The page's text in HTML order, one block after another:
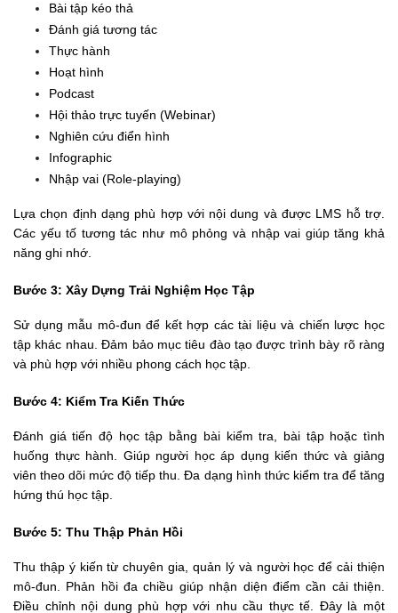
Bài tập kéo thả
Đánh giá tương tác
Thực hành
Hoạt hình
Podcast
Hội thảo trực tuyến (Webinar)
Nghiên cứu điển hình
Infographic
Nhập vai (Role-playing)
Lựa chọn định dạng phù hợp với nội dung và được LMS hỗ trợ.
Các yếu tố tương tác như mô phỏng và nhập vai giúp tăng khả
năng ghi nhớ.
Bước 3: Xây Dựng Trải Nghiệm Học Tập
Sử dụng mẫu mô-đun để kết hợp các tài liệu và chiến lược học
tập khác nhau. Đảm bảo mục tiêu đào tạo được trình bày rõ ràng
và phù hợp với nhiều phong cách học tập.
Bước 4: Kiểm Tra Kiến Thức
Đánh giá tiến độ học tập bằng bài kiểm tra, bài tập hoặc tình
huống thực hành. Giúp người học áp dụng kiến thức và giảng
viên theo dõi mức độ tiếp thu. Đa dạng hình thức kiểm tra để tăng
hứng thú học tập.
Bước 5: Thu Thập Phản Hồi
Thu thập ý kiến từ chuyên gia, quản lý và người học để cải thiện
mô-đun. Phản hồi đa chiều giúp nhận diện điểm cần cải thiện.
Điều chỉnh nội dung phù hợp với nhu cầu thực tế. Đây là một